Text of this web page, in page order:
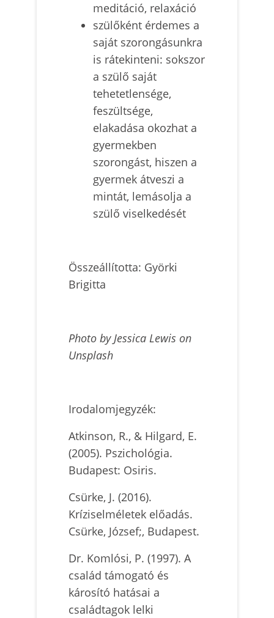
meditáció, relaxáció
szülőként érdemes a
saját szorongásunkra
is rátekinteni: sokszor
a szülő saját
tehetetlensége,
feszültsége,
elakadása okozhat a
gyermekben
szorongást, hiszen a
gyermek átveszi a
mintát, lemásolja a
szülő viselkedését
Összeállította: Györki
Brigitta
Photo by Jessica Lewis on
Unsplash
Irodalomjegyzék:
Atkinson, R., & Hilgard, E.
(2005). Pszichológia.
Budapest: Osiris.
Csürke, J. (2016).
Kríziselméletek előadás.
Csürke, József;, Budapest.
Dr. Komlósi, P. (1997). A
család támogató és
károsító hatásai a
családtagok lelki